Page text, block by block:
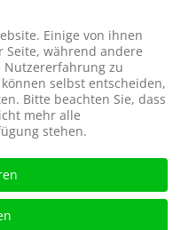
Verband. Gestaltet und
Einige von ihnen
während andere
Nutzererfahrung zu
selbst entscheiden,
Bitte beachten Sie, dass
mehr alle
stehen.